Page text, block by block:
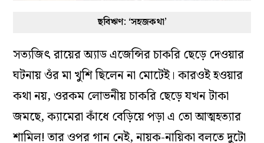
ছবিঋণ: ‘সহজকথা’
সত্যজিৎ রায়ের অ্যাড এজেন্সির চাকরি ছেড়ে দেওয়ার
ঘটনায় ওঁর মা খুশি ছিলেন না মোটেই। কারওই হওয়ার
কথা নয়, ওরকম লোভনীয় চাকরি ছেড়ে যখন টাকা
জমছে, ক্যামেরা কাঁধে বেড়িয়ে পড়া এ তো আত্মহত্যার
শামিল! তার ওপর গান নেই, নায়ক-নায়িকা বলতে দুটো